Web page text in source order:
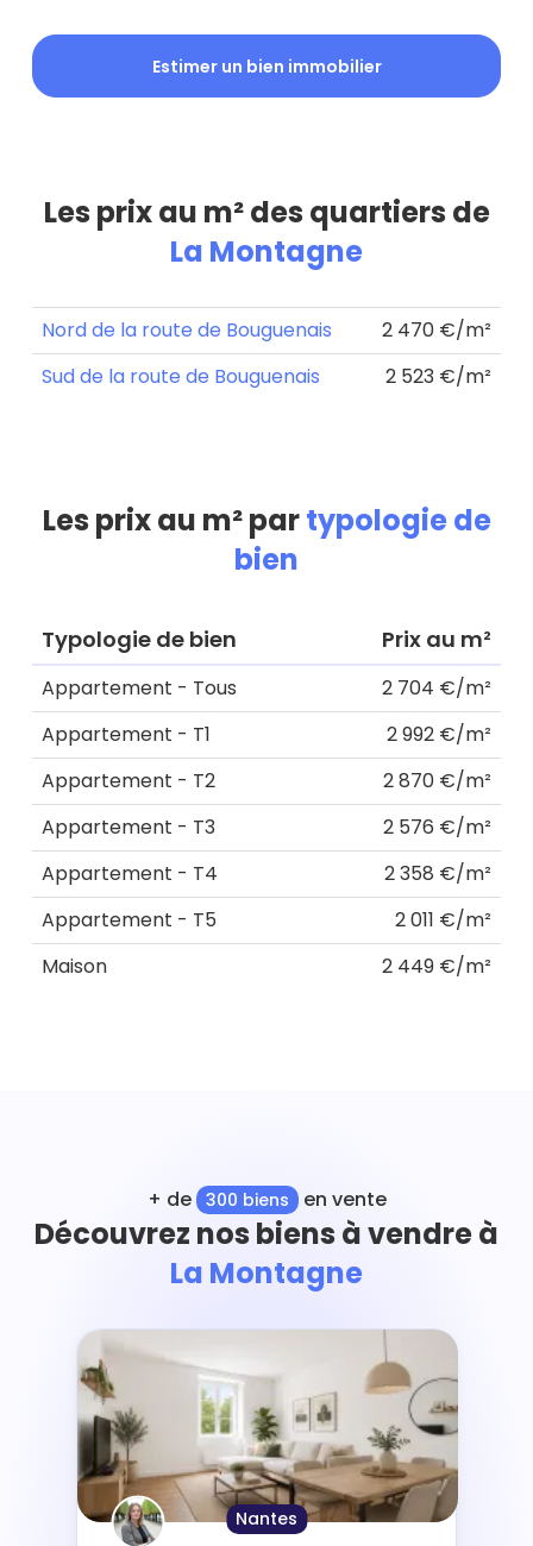
Estimer un bien immobilier
Les prix au m² des quartiers de
La Montagne
Nord de la route de Bouguenais
2 470 €/m²
Sud de la route de Bouguenais
2 523 €/m²
Les prix au m² partypologie de
bien
Typologie de bien Prix au m²
Appartement - Tous
2 704 €/m²
Appartement - T1
2 992 €/m²
Appartement - T2
2 870 €/m²
Appartement - T3
2 576 €/m²
Appartement - T4
2 358 €/m²
Appartement - T5
2 011 €/m²
Maison
2 449 €/m²
+ de 300 biens en vente
Découvrez nos biens à vendre à
La Montagne
Nantes